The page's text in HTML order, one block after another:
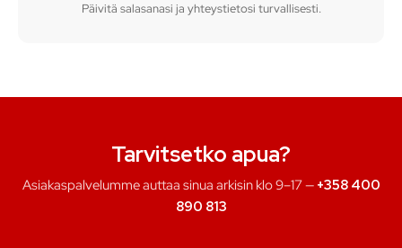
Päivitä salasanasi ja yhteystietosi turvallisesti.
Tarvitsetko apua?
Asiakaspalvelumme auttaa sinua arkisin klo 9–17 — +358 400
890 813